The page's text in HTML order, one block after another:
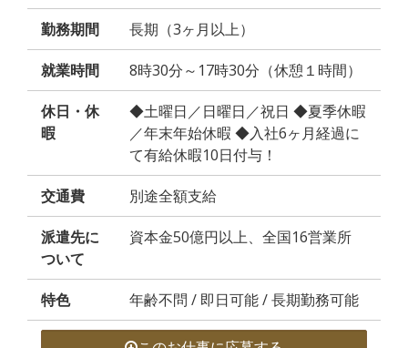
勤務期間 長期（3ヶ月以上）
就業時間 8時30分～17時30分（休憩１時間）
休日・休
暇
◆土曜日／日曜日／祝日 ◆夏季休暇
／年末年始休暇 ◆入社6ヶ月経過に
て有給休暇10日付与！
交通費 別途全額支給
派遣先に
ついて
資本金50億円以上、全国16営業所
特色 年齢不問 / 即日可能 / 長期勤務可能